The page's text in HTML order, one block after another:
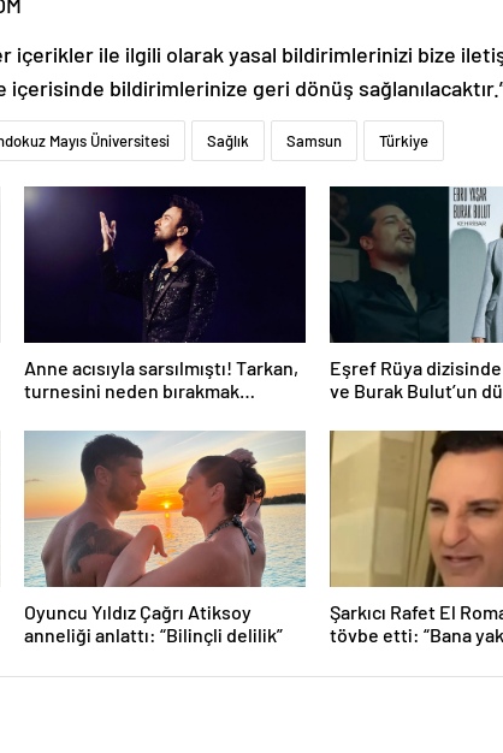
içerikler ile ilgili olarak yasal bildirimlerinizi bize
içerisinde bildirimlerinize geri dönüş
Mayıs Üniversitesi Sağlık Samsun Türkiye
Anne acısıyla sarsılmıştı! Tarkan,
turnesini neden bırakmak
Eşref Rüya
ve Burak Bulut’un
Oyuncu Yıldız Çağrı Atiksoy
anneliği anlattı: “Bilinçli delilik”
Şarkıcı Rafet El
tövbe etti: “Bana